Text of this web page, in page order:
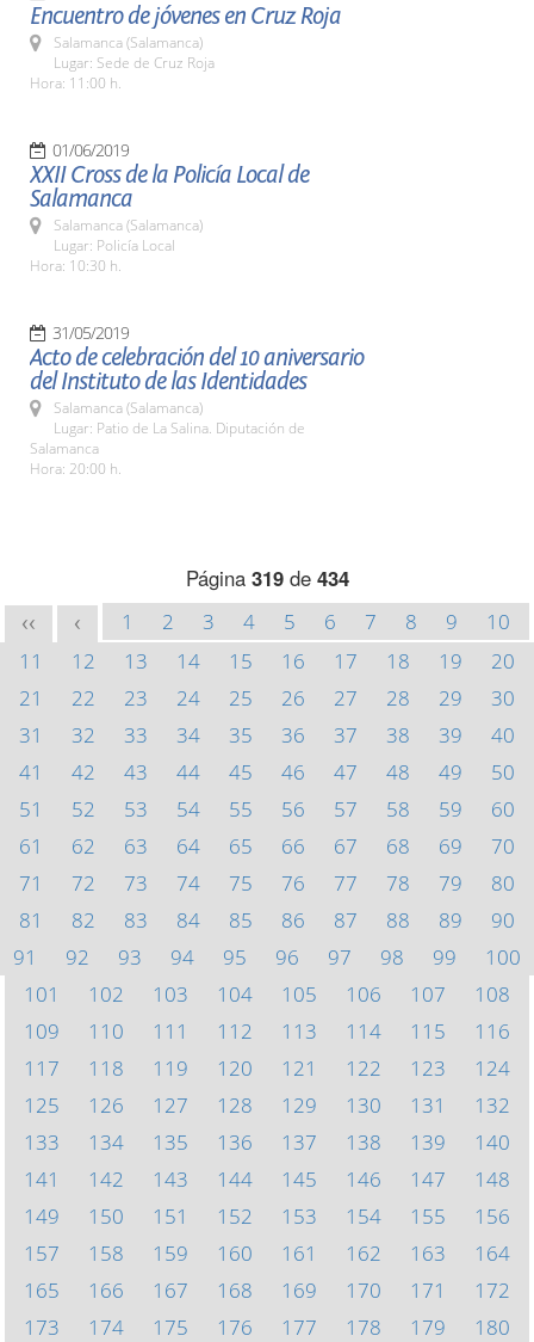
Encuentro de jóvenes en Cruz Roja
Salamanca (Salamanca)
Lugar: Sede de Cruz Roja
Hora: 11:00 h.
01/06/2019
XXII Cross de la Policía Local de
Salamanca
Salamanca (Salamanca)
Lugar: Policía Local
Hora: 10:30 h.
31/05/2019
Acto de celebración del 10 aniversario
del Instituto de las Identidades
Salamanca (Salamanca)
Lugar: Patio de La Salina. Diputación de
Salamanca
Hora: 20:00 h.
Página 319de 434
<< < 1 2 3 4 5 6 7 8 9
10
11
12 13 14 15 16 17 18 19
20
21
22 23 24 25 26 27 28 29
30
31
32 33 34 35 36 37 38 39
40
41
42 43 44 45 46 47 48 49
50
51
52 53 54 55 56 57 58 59
60
61
62 63 64 65 66 67 68 69
70
71
72 73 74 75 76 77 78 79
80
81
82 83 84 85 86 87 88 89
90
91
92 93 94 95 96 97 98 99
100
101
102 103 104 105 106 107
108
109
110 111 112 113 114 115
116
117
118 119 120 121 122 123
124
125
126 127 128 129 130 131
132
133
134 135 136 137 138 139
140
141
142 143 144 145 146 147
148
149
150 151 152 153 154 155
156
157
158 159 160 161 162 163
164
165
166 167 168 169 170 171
172
173
174 175 176 177 178 179
180